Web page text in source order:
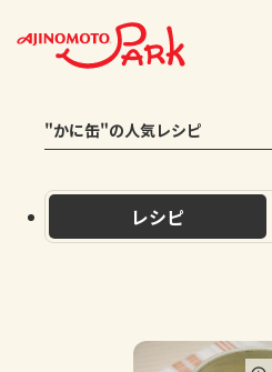
"かに缶"の人気レシピ
レシピ